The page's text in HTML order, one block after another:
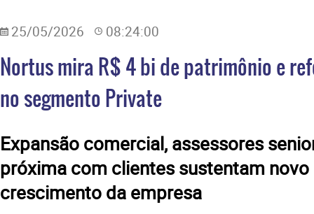
25/05/2026 08:24:00
Nortus mira R$ 4 bi de patrimônio e
no segmento Private
Expansão comercial, assessores
próxima com clientes sustentam
crescimento da empresa